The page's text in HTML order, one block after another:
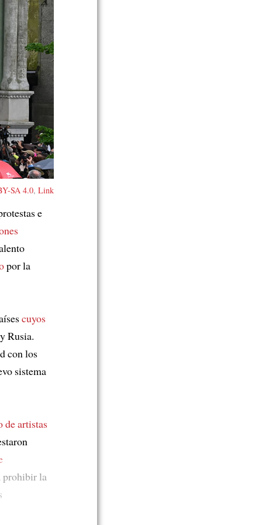
SA 4.0, Link
e
por la
cuyos
Rusia.
con los
sistema
de artistas
la